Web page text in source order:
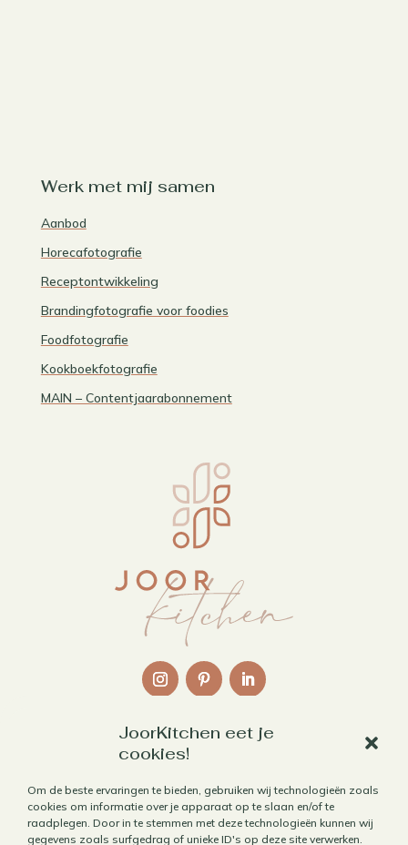
JoorKitchen eet je
cookies!
Om de beste ervaringen te bieden, gebruiken wij technologieën zoals
cookies om informatie over je apparaat op te slaan en/of te
raadplegen. Door in te stemmen met deze technologieën kunnen wij
gegevens zoals surfgedrag of unieke ID's op deze site verwerken.
Werk met mij samen
Aanbod
Horecafotografie
Receptontwikkeling
Brandingfotografie voor foodies
Foodfotografie
Kookboekfotografie
MAIN – Contentjaarabonnement
Contact
Algemene voorwaarden